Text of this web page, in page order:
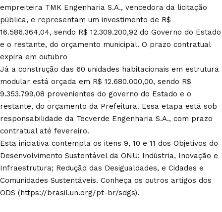
empreiteira TMK Engenharia S.A., vencedora da licitação
pública, e representam um investimento de R$
16.586.364,04, sendo R$ 12.309.200,92 do Governo do Estado
e o restante, do orçamento municipal. O prazo contratual
expira em outubro
Já a construção das 60 unidades habitacionais em estrutura
modular está orçada em R$ 12.680.000,00, sendo R$
9.353.799,08 provenientes do governo do Estado e o
restante, do orçamento da Prefeitura. Essa etapa está sob
responsabilidade da Tecverde Engenharia S.A., com prazo
contratual até fevereiro.
Esta iniciativa contempla os itens 9, 10 e 11 dos Objetivos do
Desenvolvimento Sustentável da ONU: Indústria, Inovação e
Infraestrutura; Redução das Desigualdades, e Cidades e
Comunidades Sustentáveis. Conheça os outros artigos dos
ODS (https://brasil.un.org/pt-br/sdgs).